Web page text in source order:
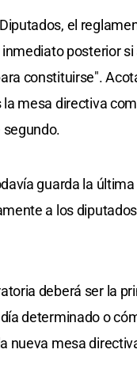
el
posterior
constituirse".
mesa directiva
guarda la
a los
deberá ser la
determinado o
nueva mesa